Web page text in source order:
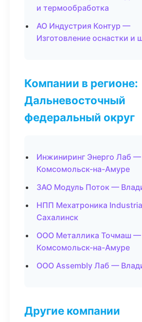
и термообработка
АО Индустрия Контур —
Изготовление оснастки и
Компании в регионе:
Дальневосточный
федеральный округ
Инжиниринг Энерго Лаб —
Комсомольск-на-Амуре
ЗАО Модуль Поток —
НПП Мехатроника
Сахалинск
ООО Металлика Точмаш —
Комсомольск-на-Амуре
ООО Assembly Лаб —
Другие компании